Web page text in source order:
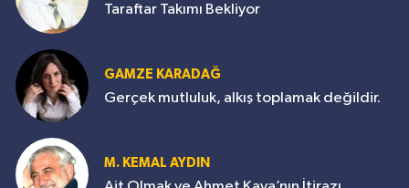
Taraftar Takımı Bekliyor
GAMZE KARADAĞ
Gerçek mutluluk, alkış toplamak değildir.
M. KEMAL AYDIN